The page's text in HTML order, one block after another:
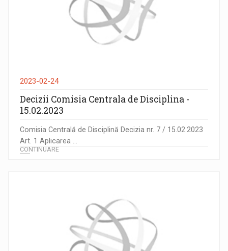
2023-02-24
Decizii Comisia Centrala de Disciplina -
15.02.2023
Comisia Centrală de Disciplină Decizia nr. 7 / 15.02.2023
Art. 1 Aplicarea ...
CONTINUARE